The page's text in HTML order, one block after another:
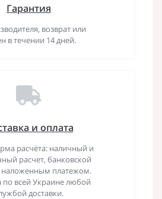
Гарантия
возврат или
в течении 14 дней.
и оплата
расчёта: наличный и
расчет, банковской
наложенным платежом.
по всей Украине любой
доставки.